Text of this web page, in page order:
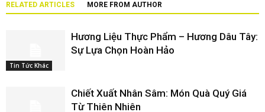
RELATED ARTICLES MORE FROM AUTHOR
Tin Tức Khác
Hương Liệu Thực Phẩm – Hương Dâu Tây:
Sự Lựa Chọn Hoàn Hảo
Chiết Xuất Nhân Sâm: Món Quà Quý Giá
Từ Thiên Nhiên